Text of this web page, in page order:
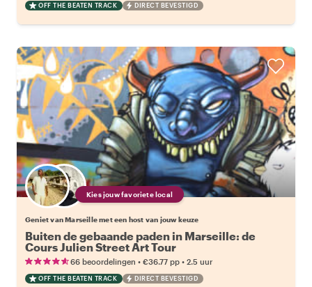
OFF THE BEATEN TRACK DIRECT BEVESTIGD
Kies jouw favoriete local
Geniet van Marseille met een host van jouw keuze
Buiten de gebaande paden in Marseille: de
Cours Julien Street Art Tour
66 beoordelingen • €36.77 pp • 2.5 uur
OFF THE BEATEN TRACK DIRECT BEVESTIGD